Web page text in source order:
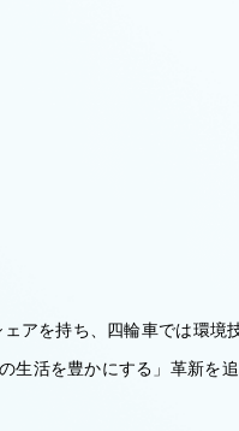
アを持ち、四輪車では環境
生活を豊かにする」革新を